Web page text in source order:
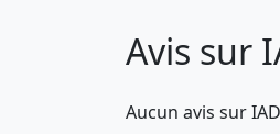
Avis sur
Aucun avis sur